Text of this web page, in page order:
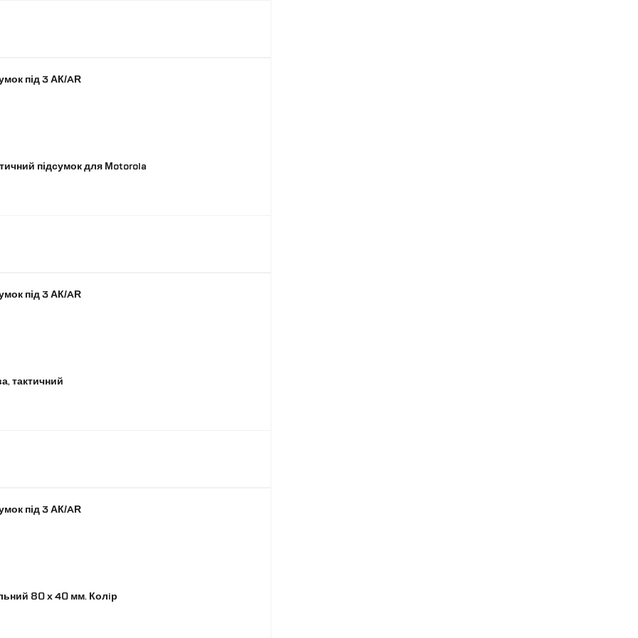
під 3 АК/AR
підсумок для Motorola
під 3 АК/AR
тактичний
під 3 АК/AR
80 х 40 мм. Колiр